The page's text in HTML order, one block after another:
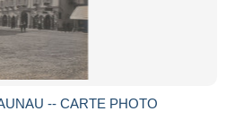
-- CARTE PHOTO